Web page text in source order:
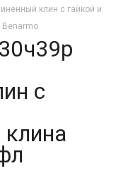
клин с гайкой и
с